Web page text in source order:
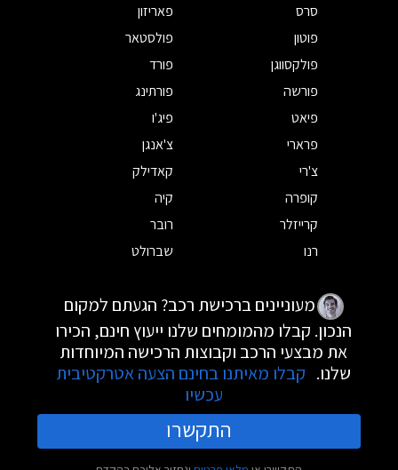
סרס
פאריזון
פוטון
פולסטאר
פולקסווגן
פורד
פורשה
פורתינג
פיאט
פיג'ו
פרארי
צ'אנגן
צ'רי
קאדילק
קופרה
קיה
קרייזלר
רובר
רנו
שברולט
מעוניינים ברכישת רכב? הגעתם למקום
הנכון. קבלו מהמומחים שלנו ייעוץ חינם, הכירו
את מבצעי הרכב וקבוצות הרכישה המיוחדות
שלנו. קבלו מאיתנו בחינם הצעה אטרקטיבית
עכשיו
התקשרו